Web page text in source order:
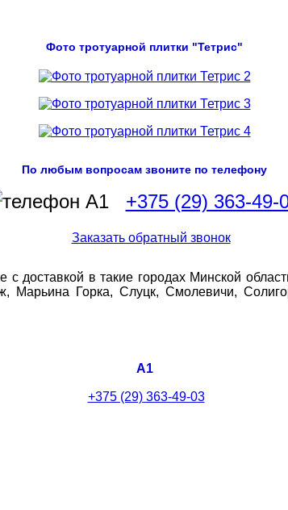
Фото тротуарной плитки "Тетрис"
По любым вопросам звоните по телефону
+375 (29) 363-49-
с доставкой в такие городах Минской
Марьина Горка, Слуцк, Смолевичи,
A1
+375 (29) 363-49-03